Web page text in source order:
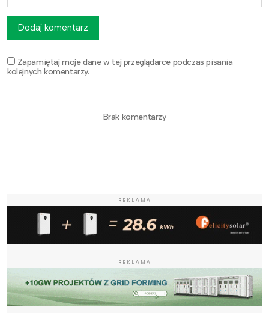
Zapamiętaj moje dane w tej przeglądarce podczas pisania
kolejnych komentarzy.
Dodaj komentarz
Brak komentarzy
REKLAMA
REKLAMA